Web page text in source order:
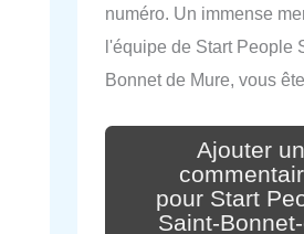
numéro. Un immense
l'équipe de Start People
Bonnet de Mure, vous
Ajouter un
pour Start
Saint-